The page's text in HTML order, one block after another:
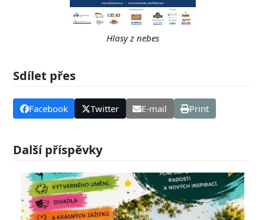
Hlasy z nebes
Sdílet přes
Facebook Twitter E-mail Print
Další příspěvky